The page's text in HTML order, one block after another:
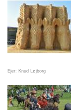
Ejer: Knud Løjborg